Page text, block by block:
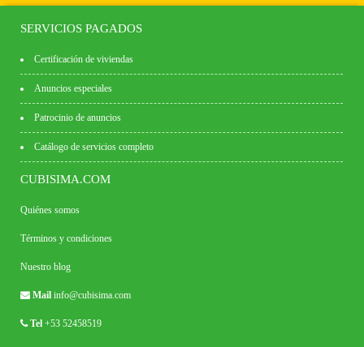
SERVICIOS PAGADOS
Certificación de viviendas
Anuncios especiales
Patrocinio de anuncios
Catálogo de servicios completo
CUBISIMA.COM
Quiénes somos
Términos y condiciones
Nuestro blog
Mail info@cubisima.com
Tel +53 52458519